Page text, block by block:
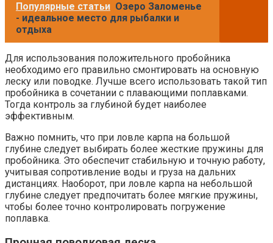
Популярные статьи Озеро Заломенье
- идеальное место для рыбалки и
отдыха
Для использования положительного пробойника
необходимо его правильно смонтировать на основную
леску или поводке. Лучше всего использовать такой тип
пробойника в сочетании с плавающими поплавками.
Тогда контроль за глубиной будет наиболее
эффективным.
Важно помнить, что при ловле карпа на большой
глубине следует выбирать более жесткие пружины для
пробойника. Это обеспечит стабильную и точную работу,
учитывая сопротивление воды и груза на дальних
дистанциях. Наоборот, при ловле карпа на небольшой
глубине следует предпочитать более мягкие пружины,
чтобы более точно контролировать погружение
поплавка.